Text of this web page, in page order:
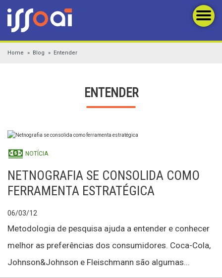
Home Blog Entender
ENTENDER
NOTÍCIA
NETNOGRAFIA SE CONSOLIDA COMO
FERRAMENTA ESTRATÉGICA
06/03/12
Metodologia de pesquisa ajuda a entender e conhecer
melhor as preferências dos consumidores. Coca-Cola,
Johnson&Johnson e Fleischmann são algumas...